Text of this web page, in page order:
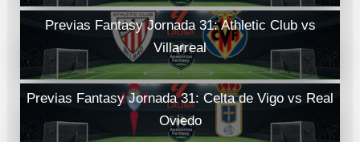
Previas Fantasy Jornada 31: Athletic Club vs
Villarreal
Previas Fantasy Jornada 31: Celta de Vigo vs Real
Oviedo